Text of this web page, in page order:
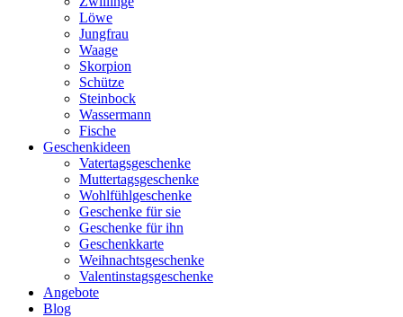
Löwe
Jungfrau
Waage
Skorpion
Schütze
Steinbock
Wassermann
Fische
Geschenkideen
Vatertagsgeschenke
Muttertagsgeschenke
Wohlfühlgeschenke
Geschenke für sie
Geschenke für ihn
Geschenkkarte
Weihnachtsgeschenke
Valentinstagsgeschenke
Angebote
Blog